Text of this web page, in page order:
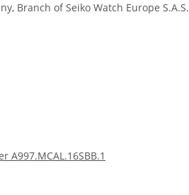
Branch of Seiko Watch Europe S.A.S.
A997.MCAL.16SBB.1